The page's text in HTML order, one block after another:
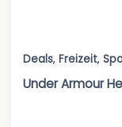
Deals, Freizeit,
Under Armour